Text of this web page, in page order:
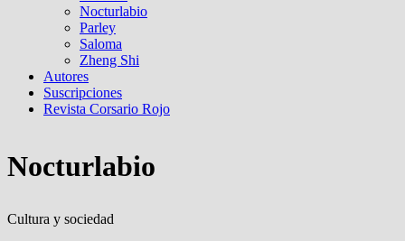
Nocturlabio
Parley
Saloma
Zheng Shi
Autores
Suscripciones
Revista Corsario Rojo
Nocturlabio
Cultura y sociedad